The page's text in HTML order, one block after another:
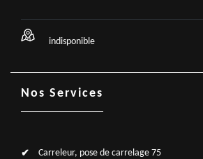
indisponible
Nos Services
Carreleur, pose de carrelage 75